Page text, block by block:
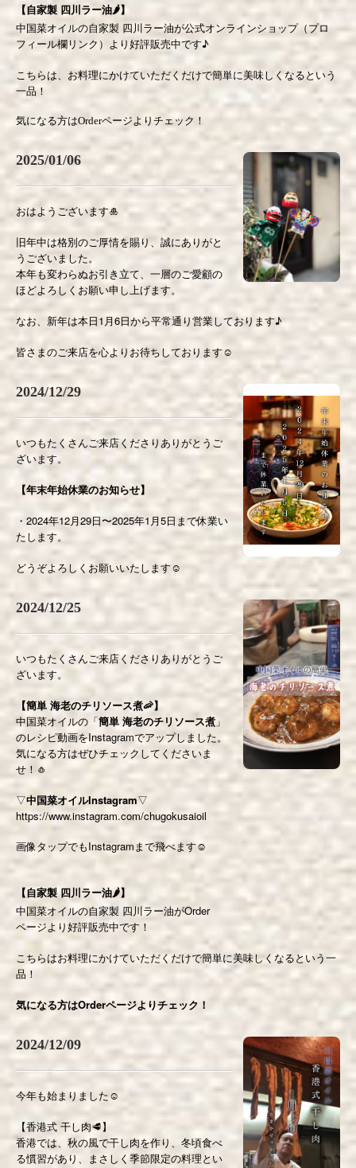
【自家製 四川ラー油🌶️】
中国菜オイルの自家製 四川ラー油が公式オンラインショップ（プロ
フィール欄リンク）より好評販売中です♪
こちらは、お料理にかけていただくだけで簡単に美味しくなるという
一品！
気になる方はOrderページよりチェック！
2025/01/06
おはようございます🎍
旧年中は格別のご厚情を賜り、誠にありがと
うございました。
本年も変わらぬお引き立て、一層のご愛顧の
ほどよろしくお願い申し上げます。
なお、新年は本日1月6日から平常通り営業しております♪
皆さまのご来店を心よりお待ちしております☺️
2024/12/29
いつもたくさんご来店くださりありがとうご
ざいます。
【年末年始休業のお知らせ】
・2024年12月29日〜2025年1月5日まで休業い
たします。
どうぞよろしくお願いいたします☺️
2024/12/25
いつもたくさんご来店くださりありがとうご
ざいます。
【簡単 海老のチリソース煮🦐】
中国菜オイルの「簡単 海老のチリソース煮 」
のレシピ動画をInstagramでアップしました。
気になる方はぜひチェックしてくださいま
せ！🧄
▽中国菜オイルInstagram▽
https://www.instagram.com/chugokusaioil
画像タップでもInstagramまで飛べます☺️
【自家製 四川ラー油🌶】
中国菜オイルの自家製 四川ラー油がOrder
ページより好評販売中です！
こちらはお料理にかけていただくだけで簡単に美味しくなるという一
品！
気になる方はOrderページよりチェック！
2024/12/09
今年も始まりました☺️
【香港式 干し肉🥩】
香港では、秋の風で干し肉を作り、冬頃食べ
る慣習があり、まさしく季節限定の料理とい